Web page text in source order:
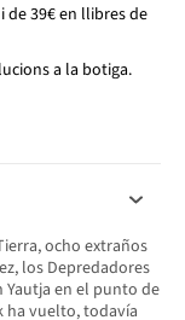
de 39€ en llibres de
a la botiga.
ocho extraños
los Depredadores
Yautja en el punto de
ha vuelto, todavía